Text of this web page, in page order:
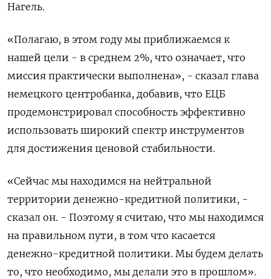
Нагель.
«Полагаю, в этом году мы приближаемся к
нашей цели - в среднем 2%, что означает, что
миссия практически выполнена», - сказал глава
немецкого центробанка, добавив, что ЕЦБ
продемонстрировал способность эффективно
использовать широкий спектр инструментов
для достижения ценовой стабильности.
«Сейчас мы находимся на нейтральной
территории денежно-кредитной политики, -
сказал он. - Поэтому я считаю, что мы находимся
на правильном пути, в том что касается
денежно-кредитной политики. Мы будем делать
то, что необходимо, мы делали это в прошлом».